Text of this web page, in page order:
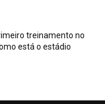
treinamento no
está o estádio